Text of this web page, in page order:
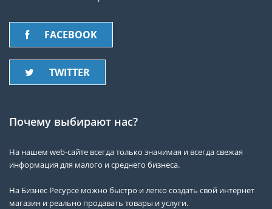
FACEBOOK
TWITTER
Почему выбирают нас?
На нашем web-сайте всегда только значимая и всегда свежая
информация для малого и среднего бизнеса.
На Бизнес Ресурсе можно быстро и легко создать свой интернет
магазин и реально продавать товары и услуги.